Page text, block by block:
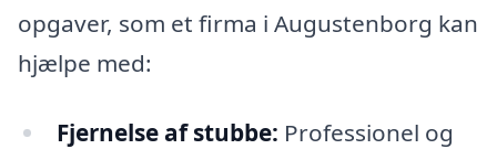
opgaver, som et firma i Augustenborg kan
hjælpe med:
Fjernelse af stubbe: Professionel og